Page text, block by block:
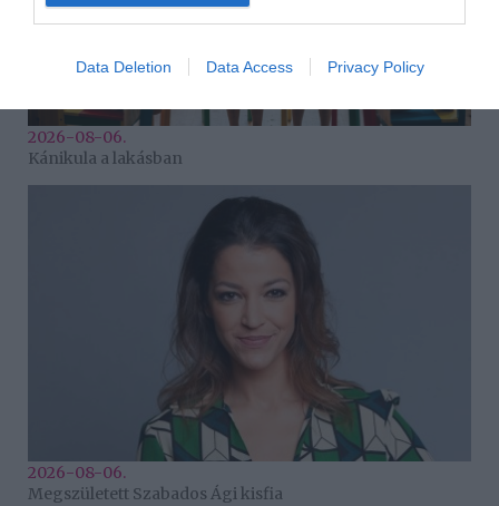
Data Deletion Data Access Privacy Policy
2026-08-06.
Kánikula a lakásban
2026-08-06.
Megszületett Szabados Ági kisfia